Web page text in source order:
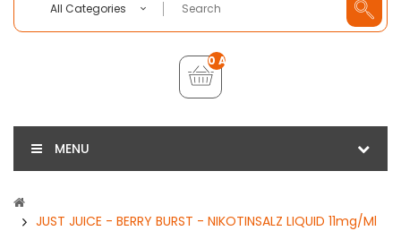
All Categories
0 Artikel - €0,00
MENU
JUST JUICE - BERRY BURST - NIKOTINSALZ LIQUID 11mg/ml